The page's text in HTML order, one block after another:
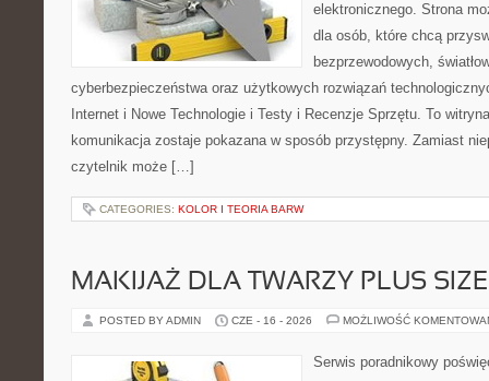
elektronicznego. Strona
dla osób, które chcą
bezprzewodowych,
cyberbezpieczeństwa oraz użytkowych rozwiązań
Internet i Nowe Technologie i Testy i Recenzje Sprzętu. To
komunikacja zostaje pokazana w sposób przystępny. Zamiast
czytelnik może […]
CATEGORIES: KOLOR I TEORIA BARW
MAKIJAŻ DLA TWARZY PLUS SIZE
POSTED BY ADMIN CZE - 16 - 2026 MOŻLIWOŚĆ
Serwis poradnikowy